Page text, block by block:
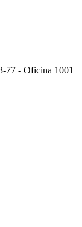
77 - Oficina 1001